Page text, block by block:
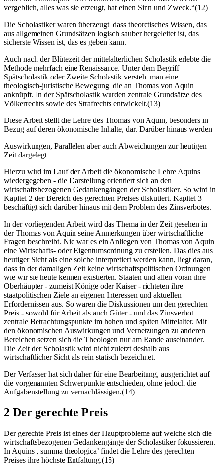
vergeblich, alles was sie erzeugt, hat einen Sinn und Zweck.“(12)
Die Scholastiker waren überzeugt, dass theoretisches Wissen, das
aus allgemeinen Grundsätzen logisch sauber hergeleitet ist, das
sicherste Wissen ist, das es geben kann.
Auch nach der Blütezeit der mittelalterlichen Scholastik erlebte die
Methode mehrfach eine Renaissance. Unter dem Begriff
Spätscholastik oder Zweite Scholastik versteht man eine
theologisch-juristische Bewegung, die an Thomas von Aquin
anknüpft. In der Spätscholastik wurden zentrale Grundsätze des
Völkerrechts sowie des Strafrechts entwickelt.(13)
Diese Arbeit stellt die Lehre des Thomas von Aquin, besonders in
Bezug auf deren ökonomische Inhalte, dar. Darüber hinaus werden
Auswirkungen, Parallelen aber auch Abweichungen zur heutigen
Zeit dargelegt.
Hierzu wird im Lauf der Arbeit die ökonomische Lehre Aquins
wiedergegeben - die Darstellung orientiert sich an den
wirtschaftsbezogenen Gedankengängen der Scholastiker. So wird in
Kapitel 2 der Bereich des gerechten Preises diskutiert. Kapitel 3
beschäftigt sich darüber hinaus mit dem Problem des Zinsverbotes.
In der vorliegenden Arbeit wird das Thema in der Zeit gesehen in
der Thomas von Aquin seine Anmerkungen über wirtschaftliche
Fragen beschreibt. Nie war es ein Anliegen von Thomas von Aquin
eine Wirtschafts- oder Eigentumsordnung zu erstellen. Das dies aus
heutiger Sicht als eine solche interpretiert werden kann, liegt daran,
dass in der damaligen Zeit keine wirtschaftspolitischen Ordnungen
wie wir sie heute kennen existierten. Staaten und allen voran ihre
Oberhäupter - zumeist Könige oder Kaiser - richteten ihre
staatpolitischen Ziele an eigenen Interessen und aktuellen
Erfordernissen aus. So waren die Diskussionen um den gerechten
Preis - sowohl für Arbeit als auch Güter - und das Zinsverbot
zentrale Betrachtungspunkte im hohen und späten Mittelalter. Mit
den ökonomischen Auswirkungen und Vernetzungen zu anderen
Bereichen setzen sich die Theologen nur am Rande auseinander.
Die Zeit der Scholastik wird nicht zuletzt deshalb aus
wirtschaftlicher Sicht als rein statisch bezeichnet.
Der Verfasser hat sich daher für eine Bearbeitung, ausgerichtet auf
die vorgenannten Schwerpunkte entschieden, ohne jedoch die
Aufgabenstellung zu vernachlässigen.(14)
2 Der gerechte Preis
Der gerechte Preis ist eines der Hauptprobleme auf welche sich die
wirtschaftsbezogenen Gedankengänge der Scholastiker fokussieren.
In Aquins , summa theologica’ findet die Lehre des gerechten
Preises ihre höchste Entfaltung.(15)